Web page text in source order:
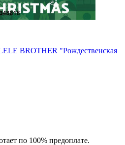
BROTHER "Рождественская
по 100% предоплате.